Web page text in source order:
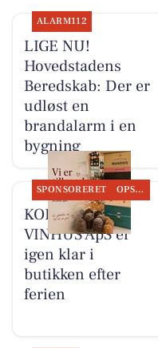
ALARM112
LIGE NU!
Hovedstadens
Beredskab: Der er
udløst en
brandalarm i en
bygning
SPONSORERET OPSLAGSTAVLEN
KOKKENS
VINHUS ApS er
igen klar i
butikken efter
ferien